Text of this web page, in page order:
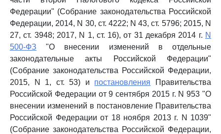
Федерации" (Собрание законодательства Российской
Федерации, 2014, N 30, ст. 4222; N 43, ст. 5796; 2015, N
27, ст. 3948; 2017, N 1, ст. 16), от 31 декабря 2014 г. N
500-ФЗ "О внесении изменений в отдельные
законодательные акты Российской Федерации"
(Собрание законодательства Российской Федерации,
2015, N 1, ст. 53) и постановления Правительства
Российской Федерации от 9 сентября 2015 г. N 953 "О
внесении изменений в постановление Правительства
Российской Федерации от 18 ноября 2013 г. N 1039"
(Собрание законодательства Российской Федерации,